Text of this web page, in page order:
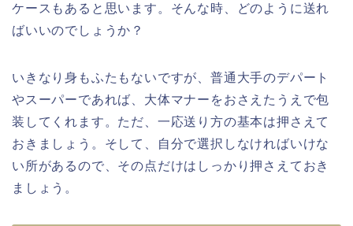
ケースもあると思います。そんな時、どのように送れ
ばいいのでしょうか？
いきなり身もふたもないですが、普通大手のデパート
やスーパーであれば、大体マナーをおさえたうえで包
装してくれます。ただ、一応送り方の基本は押さえて
おきましょう。そして、自分で選択しなければいけな
い所があるので、その点だけはしっかり押さえておき
ましょう。